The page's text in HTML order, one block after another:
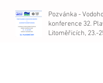
Pozvánka -
konference 32.
Litoměřicích, 23.-